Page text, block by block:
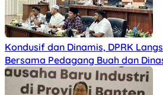
Kondusif dan Dinamis, DPRK
Bersama Pedagang Buah dan